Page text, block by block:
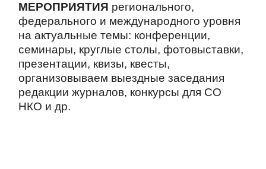
МЕРОПРИЯТИЯ регионального,
федерального и международного уровня
на актуальные темы: конференции,
семинары, круглые столы, фотовыставки,
презентации, квизы, квесты,
организовываем выездные заседания
редакции журналов, конкурсы для СО
НКО и др.